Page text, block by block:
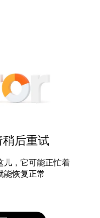
后重试
儿，它可能正忙着
能恢复正常